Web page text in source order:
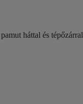
háttal és tépőzárral